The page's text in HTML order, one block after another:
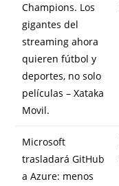
Champions. Los
gigantes del
streaming ahora
quieren fútbol y
deportes, no solo
películas – Xataka
Movil.
Microsoft
trasladará GitHub
a Azure: menos